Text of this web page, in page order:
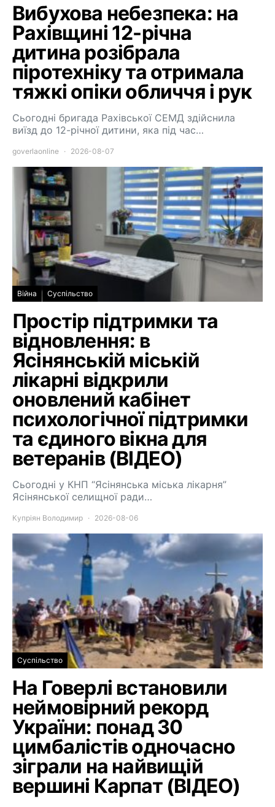
Вибухова небезпека: на
Рахівщині 12-річна
дитина розібрала
піротехніку та отримала
тяжкі опіки обличчя і рук
Сьогодні бригада Рахівської СЕМД здійснила
виїзд до 12-річної дитини, яка під час…
goverlaonline 2026-08-07
Війна Суспільство
Простір підтримки та
відновлення: в
Ясінянській міській
лікарні відкрили
оновлений кабінет
психологічної підтримки
та єдиного вікна для
ветеранів (ВІДЕО)
Сьогодні у КНП “Ясінянська міська лікарня”
Ясінянської селищної ради…
Купріян Володимир 2026-08-06
Суспільство
На Говерлі встановили
неймовірний рекорд
України: понад 30
цимбалістів одночасно
зіграли на найвищій
вершині Карпат (ВІДЕО)